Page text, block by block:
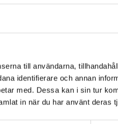
till användarna,
identifierare och annan
med. Dessa kan i sin tur
in när du har använt deras
500g